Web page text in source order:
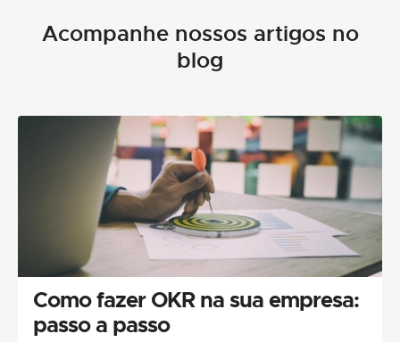
Acompanhe nossos artigos no
blog
Como fazer OKR na sua empresa:
passo a passo